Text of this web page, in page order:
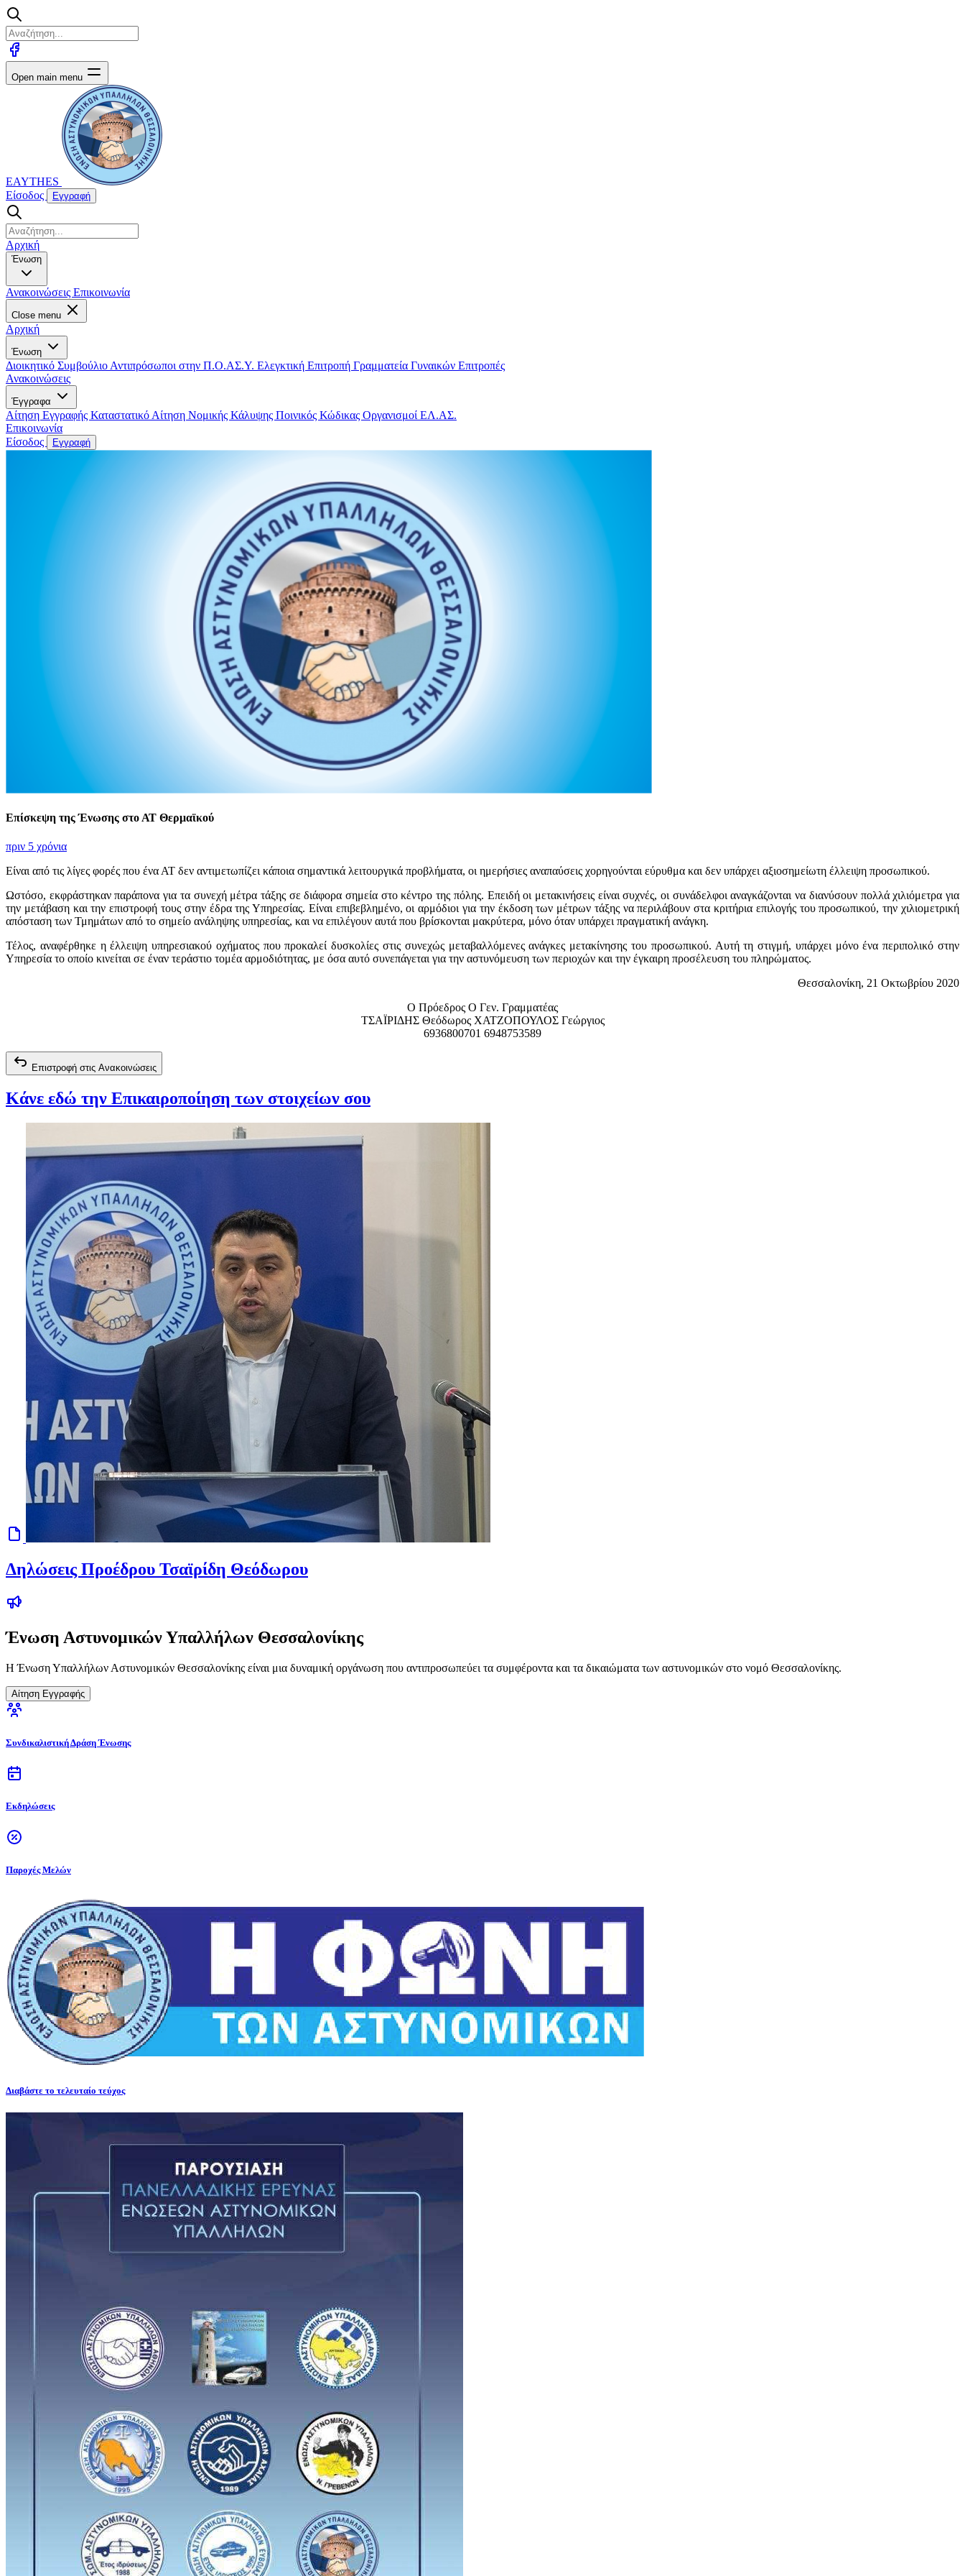
Open main menu
EAYTHES
Είσοδος
Εγγραφή
Αρχική
Ένωση
Ανακοινώσεις Επικοινωνία
Close menu
Αρχική
Ένωση
Διοικητικό Συμβούλιο Αντιπρόσωποι στην Π.Ο.ΑΣ.Υ. Ελεγκτική Επιτροπή Γραμματεία Γυναικών Επιτροπές
Ανακοινώσεις
Έγγραφα
Αίτηση Εγγραφής Καταστατικό Αίτηση Νομικής Κάλυψης Ποινικός Κώδικας Οργανισμοί ΕΛ.ΑΣ.
Επικοινωνία
Είσοδος
Εγγραφή
Επίσκεψη της Ένωσης στο ΑΤ Θερμαϊκού
πριν 5 χρόνια
Είναι από τις λίγες φορές που ένα ΑΤ δεν αντιμετωπίζει κάποια σημαντικά λειτουργικά προβλήματα, οι ημερήσιες αναπαύσεις χορηγούνται εύρυθμα και δεν υπάρχει αξιοσημείωτη έλλειψη προσωπικού.
Ωστόσο, εκφράστηκαν παράπονα για τα συνεχή μέτρα τάξης σε διάφορα σημεία στο κέντρο της πόλης. Επειδή οι μετακινήσεις είναι συχνές, οι συνάδελφοι αναγκάζονται να διανύσουν πολλά χιλιόμετρα για
την μετάβαση και την επιστροφή τους στην έδρα της Υπηρεσίας. Είναι επιβεβλημένο, οι αρμόδιοι για την έκδοση των μέτρων τάξης να περιλάβουν στα κριτήρια επιλογής του προσωπικού, την χιλιομετρική
απόσταση των Τμημάτων από το σημείο ανάληψης υπηρεσίας, και να επιλέγουν αυτά που βρίσκονται μακρύτερα, μόνο όταν υπάρχει πραγματική ανάγκη.
Τέλος, αναφέρθηκε η έλλειψη υπηρεσιακού οχήματος που προκαλεί δυσκολίες στις συνεχώς μεταβαλλόμενες ανάγκες μετακίνησης του προσωπικού. Αυτή τη στιγμή, υπάρχει μόνο ένα περιπολικό στην
Υπηρεσία το οποίο κινείται σε έναν τεράστιο τομέα αρμοδιότητας, με όσα αυτό συνεπάγεται για την αστυνόμευση των περιοχών και την έγκαιρη προσέλευση του πληρώματος.
Θεσσαλονίκη, 21 Οκτωβρίου 2020
Ο Πρόεδρος Ο Γεν. Γραμματέας
ΤΣΑΪΡΙΔΗΣ Θεόδωρος ΧΑΤΖΟΠΟΥΛΟΣ Γεώργιος
6936800701 6948753589
Επιστροφή στις Ανακοινώσεις
Κάνε εδώ την Επικαιροποίηση των στοιχείων σου
Δηλώσεις Προέδρου Τσαϊρίδη Θεόδωρου
Ένωση Αστυνομικών Υπαλλήλων Θεσσαλονίκης
Η Ένωση Υπαλλήλων Αστυνομικών Θεσσαλονίκης είναι μια δυναμική οργάνωση που αντιπροσωπεύει τα συμφέροντα και τα δικαιώματα των αστυνομικών στο νομό Θεσσαλονίκης.
Αίτηση Εγγραφής
Συνδικαλιστική Δράση Ένωσης
Εκδηλώσεις
Παροχές Μελών
Διαβάστε το τελευταίο τεύχος